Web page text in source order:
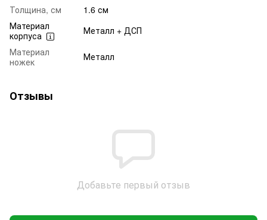
Толщина, см
1.6 см
Материал
корпуса
Металл + ДСП
Материал
ножек
Металл
Отзывы
Добавьте первый отзыв